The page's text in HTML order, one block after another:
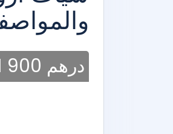
231 900 درهم